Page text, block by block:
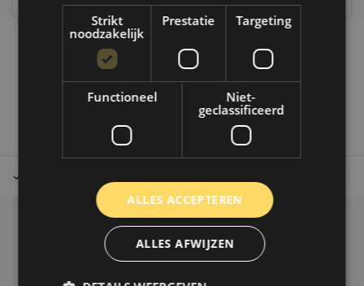
1
Klantenservice
Veelgestelde vragen
06-39119169
Strikt
noodzakelijk
Prestatie Targeting
Functioneel
Niet-
geclassificeerd
ALLES ACCEPTEREN
ALLES AFWIJZEN